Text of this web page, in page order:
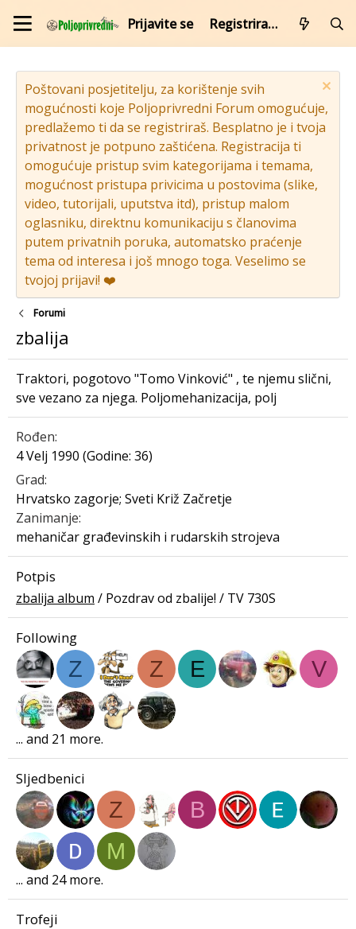
Prijavite se Registrirajte se
Poštovani posjetitelju, za korištenje svih
mogućnosti koje Poljoprivredni Forum omogućuje,
predlažemo ti da se registriraš. Besplatno je i tvoja
privatnost je potpuno zaštićena. Registracija ti
omogućuje pristup svim kategorijama i temama,
mogućnost pristupa privicima u postovima (slike,
video, tutorijali, uputstva itd), pristup malom
oglasniku, direktnu komunikaciju s članovima
putem privatnih poruka, automatsko praćenje
tema od interesa i još mnogo toga. Veselimo se
tvojoj prijavi! ❤️
Forumi
zbalija
Traktori, pogotovo "Tomo Vinković" , te njemu slični,
sve vezano za njega. Poljomehanizacija, polj
Rođen
4 Velj 1990 (Godine: 36)
Grad
Hrvatsko zagorje; Sveti Križ Začretje
Zanimanje
mehaničar građevinskih i rudarskih strojeva
Potpis
zbalija album / Pozdrav od zbalije! / TV 730S
Following
Z Z E V
... and 21 more.
Sljedbenici
Z
B
M
... and 24 more.
Trofeji